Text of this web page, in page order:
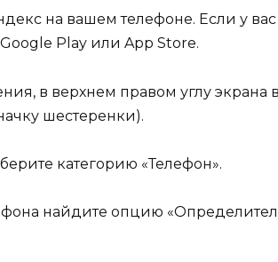
на вашем телефоне. Если у вас
Play или App Store.
в верхнем правом углу экрана
шестеренки).
категорию «Телефон».
найдите опцию